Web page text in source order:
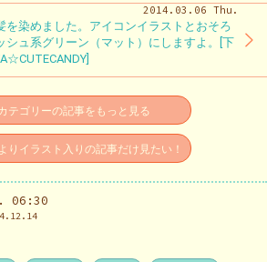
2014.03.06 Thu.
を染めました。アイコンイラストとおそろ
シュ系グリーン（マット）にしますよ。[下
テゴリーの記事をもっと見る
りイラスト入りの記事だけ見たい！
06:30